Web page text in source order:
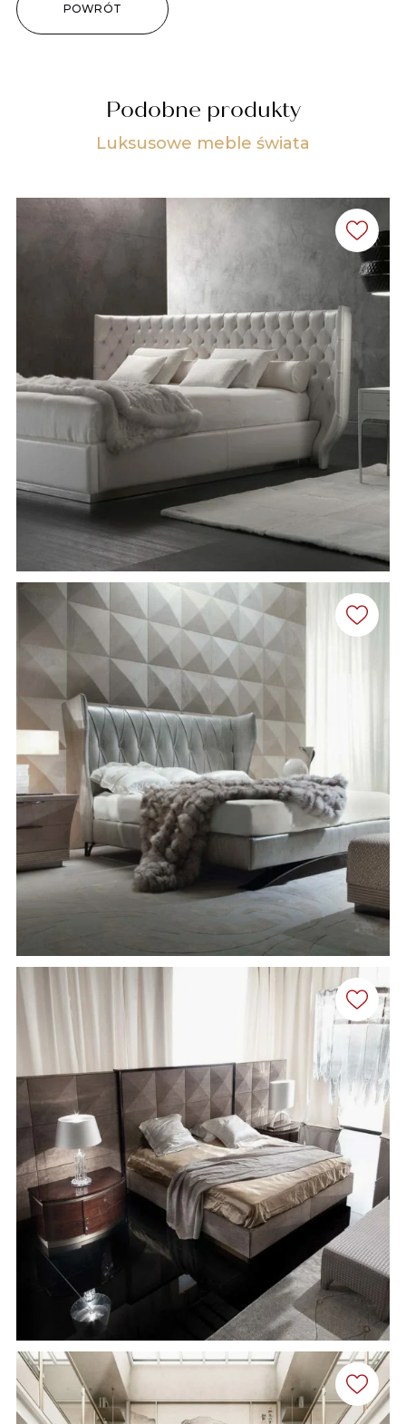
POWRÓT
Podobne produkty
Luksusowe meble świata